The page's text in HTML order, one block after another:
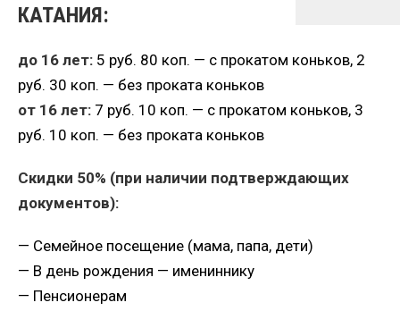
КАТАНИЯ:
до 16 лет: 5 руб. 80 коп. — с прокатом коньков, 2
руб. 30 коп. — без проката коньков
от 16 лет: 7 руб. 10 коп. — с прокатом коньков, 3
руб. 10 коп. — без проката коньков
Скидки 50% (при наличии подтверждающих
документов):
— Семейное посещение (мама, папа, дети)
— В день рождения — имениннику
— Пенсионерам